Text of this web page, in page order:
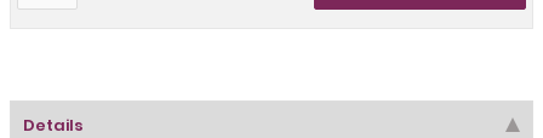
Details